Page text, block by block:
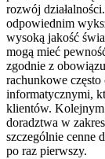
rozwój
odpowiednim
wysoką jakość
mogą mieć
zgodnie z
rachunkowe
informatycznymi,
klientów. Kolejnym
doradztwa w
szczególnie cenne
po raz pierwszy.